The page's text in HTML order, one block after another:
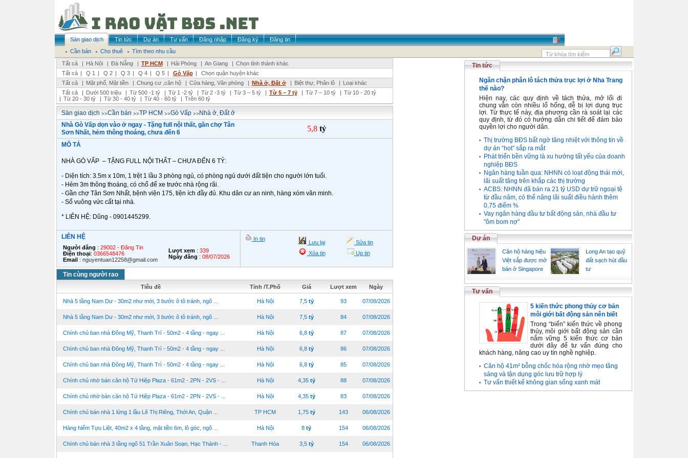
Sàn giao dịch Tin tức Dự án Tư vấn Đăng nhập Đăng ký
Đăng tin
Cần bán
Cho thuê
Tìm theo nhu cầu
Tất cả
| Hà Nội | Đà Nẵng | TP HCM | Hải Phòng | An Giang | Chọn tỉnh thành khác
Tất cả | Q 1 | Q 2 | Q 3 | Q 4 | Q 5 | Gò Vấp |
Chọn quận huyện khác
Tất cả
| Mặt phố, Mặt tiền | Chung cư ,căn hộ | Cửa hàng, Văn phòng | Nhà ở, Đất ở | Biệt thự, Phân lô | Loại khác
Tất cả
| Dưới 500 triệu | Từ 500 -1 tỷ | Từ 1 -2 tỷ | Từ 2 -3 tỷ | Từ 3 – 5 tỷ | Từ 5 – 7 tỷ | Từ 7 – 10 tỷ | Từ 10 - 20 tỷ
| Từ 20 - 30 tỷ | Từ 30 - 40 tỷ | Từ 40 - 60 tỷ | Trên 60 tỷ
Sàn giao dịch >>Cần bán >>TP HCM >>Gò Vấp>>Nhà ở, Đất ở
Nhà Gò Vấp dọn vào ở ngay - Tặng full nội thất, gần chợ Tân
Sơn Nhất, hẻm thông thoáng, chưa đến 6
5,8 tỷ
MÔ TẢ
NHÀ GÒ VẤP – TẶNG FULL NỘI THẤT – CHƯA ĐẾN 6 TỶ:
- Diện tích: 3.5m x 10m, 1 trệt 1 lầu 3 phòng ngủ, có phòng ngủ dưới đất tiện cho người lớn tuổi.
- Hẻm 3m thông thoáng, có chổ để xe trước nhà rộng rãi.
- Gần chợ Tân Sơn Nhất, bệnh viện 175, tiện ích đầy đủ. Khu dân cư an ninh, hàng xóm văn minh.
- Sổ vuông vức cất tại nhà.
* LIÊN HỆ: Dũng - 0901445299.
LIÊN HỆ
Người đăng : 29002 - Đăng Tin
Điện thoại: 0366548476
Email: nguyentuan12258@gmail.com
Lượt xem: 339
Ngày đăng : 08/07/2026
In tin
Lưu lại
Sửa tin
Xóa tin
Up tin
Tin cùng người rao
Tiêu đề Tỉnh /T.Phố Giá Lượt xem Ngày
Nhà 5 tầng Nam Dư - 30m2 như mới, 3 bước ô tô tránh, ngõ ... Hà Nội 7,5 tỷ 93 07/08/2026
Nhà 5 tầng Nam Dư - 30m2 như mới, 3 bước ô tô tránh, ngõ ... Hà Nội 7,5 tỷ 84 07/08/2026
Chính chủ ban nhà Đông Mỹ, Thanh Trì - 50m2 - 4 tầng - ngay ... Hà Nội 6,8 tỷ 87 07/08/2026
Chính chủ ban nhà Đông Mỹ, Thanh Trì - 50m2 - 4 tầng - ngay ... Hà Nội 6,8 tỷ 86 07/08/2026
Chính chủ ban nhà Đông Mỹ, Thanh Trì - 50m2 - 4 tầng - ngay ... Hà Nội 6,8 tỷ 85 07/08/2026
Chính chủ nhờ bán căn hộ Tứ Hiệp Plaza - 61m2 - 2PN - 2VS - ... Hà Nội 4,35 tỷ 88 07/08/2026
Chính chủ nhờ bán căn hộ Tứ Hiệp Plaza - 61m2 - 2PN - 2VS - ... Hà Nội 4,35 tỷ 83 07/08/2026
Chính chủ bán nhà 1 lửng 1 lầu Lê Thị Riêng, Thới An, Quận ... TP HCM 1,75 tỷ 143 06/08/2026
Hàng hiếm Tựu Liệt, 40m2 x 4 tầng, mặt tiền 6m, lô góc, ngõ ... Hà Nội 8 tỷ 154 06/08/2026
Chính chủ bán nhà 3 tầng ngõ 51 Trần Xuân Soạn, Hạc Thành - ... Thanh Hóa 3,5 tỷ 154 06/08/2026
Tin tức
Ngăn chặn phân lô tách thửa trục lợi ở Nha Trang
thế nào?
Hiện nay, các quy định về tách thửa, mở lối đi
chung vẫn còn nhiều lổ hổng, dễ bị lợi dụng trục
lợi. Từ thực tế này, địa phương cần rà soát lại các
quy định, từ đó có hướng dẫn chi tiết để đảm bảo
quyền lợi cho người dân.
Thị trường BĐS bất ngờ tăng nhiệt với thông tin về
dự án “hot” sắp ra mắt
Phát triển bền vững là xu hướng tất yếu của doanh
nghiệp BĐS
Ngân hàng tuần qua: NHNN có loạt động thái mới,
lãi suất tăng trên khắp các thị trường
ACBS: NHNN đã bán ra 21 tỷ USD dự trữ ngoại tệ
từ đầu năm, có thể nâng lãi suất điều hành thêm
0,75 điểm %
Vay ngân hàng đầu tư bất động sản, nhà đầu tư
"ôm bom nợ"
Dự án
Căn hộ hàng hiệu
Việt sắp được mở
bán ở Singapore
Long An tạo quỹ
đất sạch hút đầu
tư
Tư vấn
5 kiến thức phong thủy cơ bản
môi giới bất động sản nên biết
Trong “biển” kiến thức về phong
thủy, môi giới bất động sản cần
nắm vững 5 kiến thức cơ bản
dưới đây để tư vấn đúng cho
khách hàng, nâng cao uy tín nghề nghiệp.
Căn hộ 41m² bỗng chốc hóa rộng nhờ mẹo tăng
sáng và tận dụng góc lưu trữ hợp lý
Tư vấn thiết kế không gian sống xanh mát